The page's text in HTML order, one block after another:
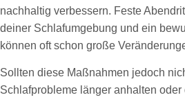
nachhaltig verbessern. Feste
deiner Schlafumgebung und ein
können oft schon große
Sollten diese Maßnahmen jedoch
Schlafprobleme länger anhalten oder